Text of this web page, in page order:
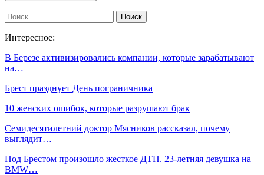
Интересное:
В Березе активизировались компании, которые зарабатывают
на…
Брест празднует День пограничника
10 женских ошибок, которые разрушают брак
Семидесятилетний доктор Мясников рассказал, почему
выглядит…
Под Брестом произошло жесткое ДТП. 23-летняя девушка на
BMW…